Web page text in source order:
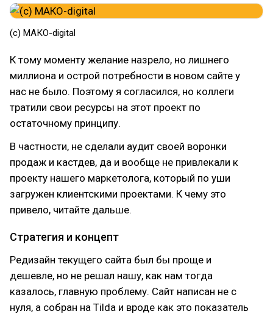
(c) МАКО-digital
К тому моменту желание назрело, но лишнего
миллиона и острой потребности в новом сайте у
нас не было. Поэтому я согласился, но коллеги
тратили свои ресурсы на этот проект по
остаточному принципу.
В частности, не сделали аудит своей воронки
продаж и кастдев, да и вообще не привлекали к
проекту нашего маркетолога, который по уши
загружен клиентскими проектами. К чему это
привело, читайте дальше.
Стратегия и концепт
Редизайн текущего сайта был бы проще и
дешевле, но не решал нашу, как нам тогда
казалось, главную проблему. Сайт написан не с
нуля, а собран на Tilda и вроде как это показатель